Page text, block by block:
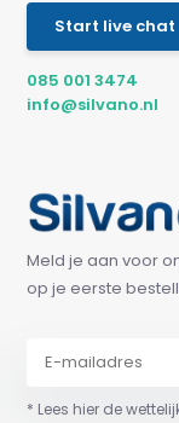
Start live chat
085 001 3474
info@silvano.nl
Meld je aan voor
op je eerste
* Lees hier de